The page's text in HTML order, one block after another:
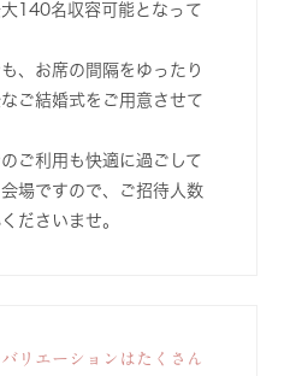
140名収容可能となって
、お席の間隔をゆったり
ご結婚式をご用意させて
ご利用も快適に過ごして
場ですので、ご招待人数
ださいませ。
リエーションはたくさん